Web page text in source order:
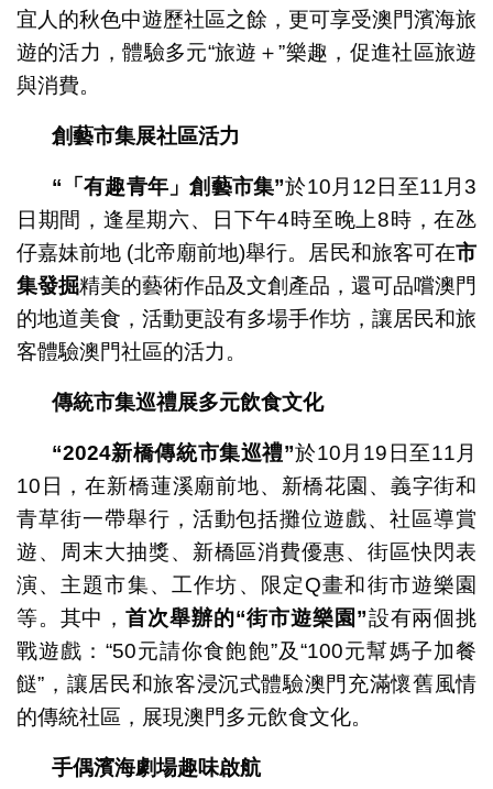
宜人的秋色中遊歷社區之餘，更可享受澳門濱海旅
遊的活力，體驗多元“旅遊＋”樂趣，促進社區旅遊
與消費。
創藝市集展社區活力
“ 「有趣青年」創藝市集”於10月12日至11月3
日期間，逢星期六、日下午4時至晚上8時，在氹
仔嘉妹前地 (北帝廟前地)舉行。居民和旅客可在市
集發掘精美的藝術作品及文創產品，還可品嚐澳門
的地道美食，活動更設有多場手作坊，讓居民和旅
客體驗澳門社區的活力。
傳統市集巡禮展多元飲食文化
“2024新橋傳統市集巡禮”於10月19日至11月
10日，在新橋蓮溪廟前地、新橋花園、義字街和
青草街一帶舉行，活動包括攤位遊戲、社區導賞
遊、周末大抽獎、新橋區消費優惠、街區快閃表
演、主題市集、工作坊、限定Q畫和街市遊樂園
等。其中，首次舉辦的“街市遊樂園 ”設有兩個挑
戰遊戲：“50元請你食飽飽”及“100元幫媽子加餐
餸”，讓居民和旅客浸沉式體驗澳門充滿懷舊風情
的傳統社區，展現澳門多元飲食文化。
手偶濱海劇場趣味啟航